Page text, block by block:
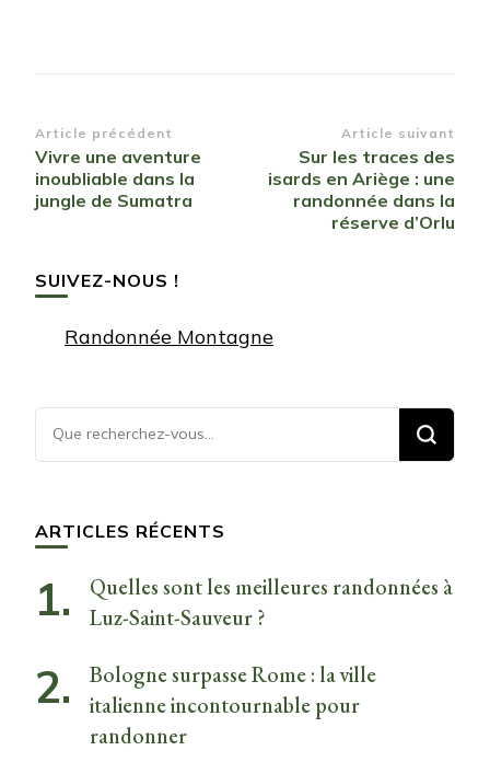
Navigation
d’article
Article précédent
Vivre une aventure
inoubliable dans la
jungle de Sumatra
Article suivant
Sur les traces des
isards en Ariège : une
randonnée dans la
réserve d’Orlu
SUIVEZ-NOUS !
Randonnée Montagne
Vous
recherchiez
ARTICLES RÉCENTS
Quelles sont les meilleures randonnées à
Luz-Saint-Sauveur ?
Bologne surpasse Rome : la ville
italienne incontournable pour
randonner